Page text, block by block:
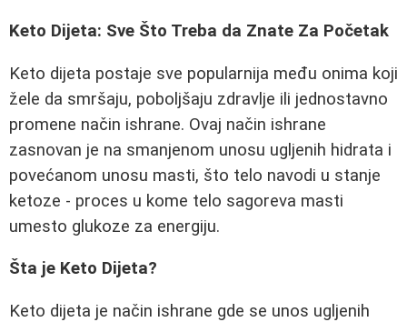
Keto Dijeta: Sve Što Treba da Znate Za Početak
Keto dijeta postaje sve popularnija među onima koji
žele da smršaju, poboljšaju zdravlje ili jednostavno
promene način ishrane. Ovaj način ishrane
zasnovan je na smanjenom unosu ugljenih hidrata i
povećanom unosu masti, što telo navodi u stanje
ketoze - proces u kome telo sagoreva masti
umesto glukoze za energiju.
Šta je Keto Dijeta?
Keto dijeta je način ishrane gde se unos ugljenih